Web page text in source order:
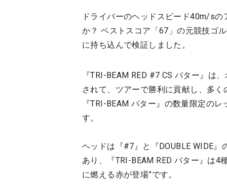
ドライバーのヘッドスピード40m/s
か？ ベストスコア「67」の元競技ゴ
に持ち込んで検証しました。
『TRI-BEAM RED #7 CS パター』は
されて、ツアーで勝利に貢献し、多
『TRI-BEAM パター』の数量限定の
す。
ヘッドは『#7』と『DOUBLE WIDE
あり、『TRI-BEAM RED パター』は4
に燃える赤が登場”です。